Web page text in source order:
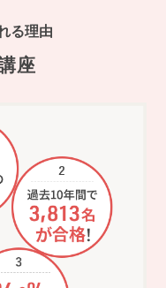
る理由
座